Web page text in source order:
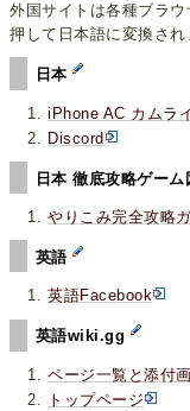
外国サイトは各種ブラ
押して日本語に変換され
日本
iPhone AC カムラ
Discord
日本 徹底攻略ゲー
やりこみ完全攻略
英語
英語Facebook
英語wiki.gg
ページ一覧と添付
トップページ